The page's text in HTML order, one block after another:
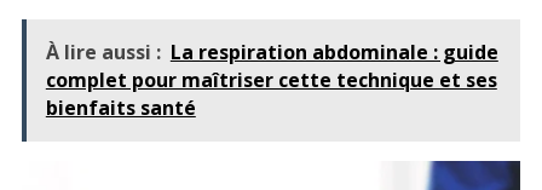
À lire aussi : La respiration abdominale : guide
complet pour maîtriser cette technique et ses
bienfaits santé